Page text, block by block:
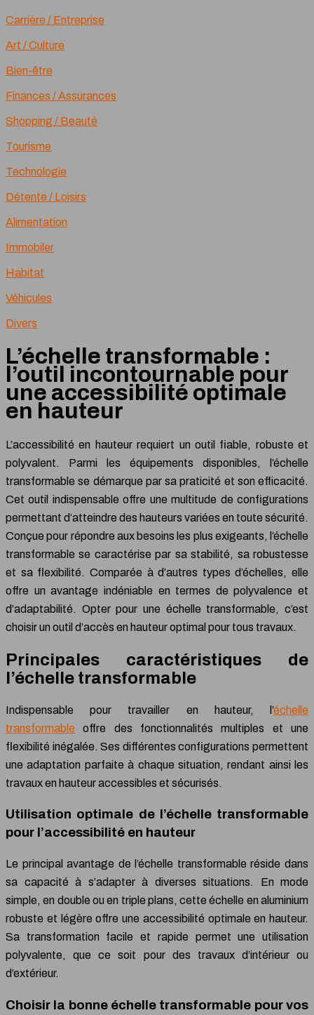
Carrière / Entreprise
Art / Culture
Bien-être
Finances / Assurances
Shopping / Beauté
Tourisme
Technologie
Détente / Loisirs
Alimentation
Immobiler
Habitat
Véhicules
Divers
L’échelle transformable :
l’outil incontournable pour
une accessibilité optimale
en hauteur
L’accessibilité en hauteur requiert un outil fiable, robuste et
polyvalent. Parmi les équipements disponibles, l’échelle
transformable se démarque par sa praticité et son efficacité.
Cet outil indispensable offre une multitude de configurations
permettant d’atteindre des hauteurs variées en toute sécurité.
Conçue pour répondre aux besoins les plus exigeants, l’échelle
transformable se caractérise par sa stabilité, sa robustesse
et sa flexibilité. Comparée à d’autres types d’échelles, elle
offre un avantage indéniable en termes de polyvalence et
d’adaptabilité. Opter pour une échelle transformable, c’est
choisir un outil d’accès en hauteur optimal pour tous travaux.
Principales caractéristiques de
l’échelle transformable
Indispensable pour travailler en hauteur, l’échelle
transformable offre des fonctionnalités multiples et une
flexibilité inégalée. Ses différentes configurations permettent
une adaptation parfaite à chaque situation, rendant ainsi les
travaux en hauteur accessibles et sécurisés.
Utilisation optimale de l’échelle transformable
pour l’accessibilité en hauteur
Le principal avantage de l’échelle transformable réside dans
sa capacité à s’adapter à diverses situations. En mode
simple, en double ou en triple plans, cette échelle en aluminium
robuste et légère offre une accessibilité optimale en hauteur.
Sa transformation facile et rapide permet une utilisation
polyvalente, que ce soit pour des travaux d’intérieur ou
d’extérieur.
Choisir la bonne échelle transformable pour vos